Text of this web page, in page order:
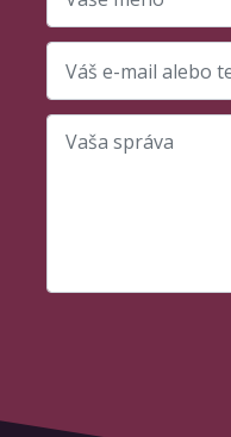
Vaše meno
Váš e-mail alebo